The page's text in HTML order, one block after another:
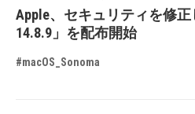
Apple、セキュリティを修正
14.8.9」を配布開始
#macOS_Sonoma